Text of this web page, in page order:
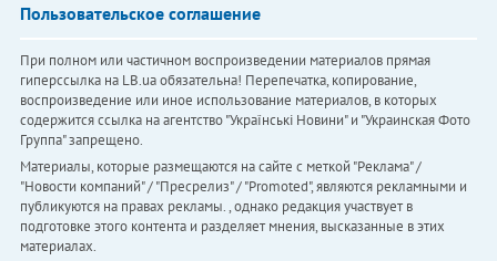
Пользовательское соглашение
При полном или частичном воспроизведении материалов прямая
гиперссылка на LB.ua обязательна! Перепечатка, копирование,
воспроизведение или иное использование материалов, в которых
содержится ссылка на агентство "Українськi Новини" и "Украинская Фото
Группа" запрещено.
Материалы, которые размещаются на сайте с меткой "Реклама" /
"Новости компаний" / "Пресрелиз" / "Promoted", являются рекламными и
публикуются на правах рекламы. , однако редакция участвует в
подготовке этого контента и разделяет мнения, высказанные в этих
материалах.